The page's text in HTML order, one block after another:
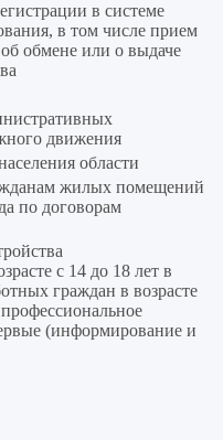
в системе
в том числе прием
обмене или о выдаче
движения
области
жилых помещений
по договорам
с 14 до 18 лет в
граждан в возрасте
(информирование и